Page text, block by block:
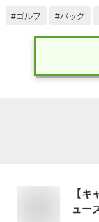
ゴルフ バッグ
【
ュー